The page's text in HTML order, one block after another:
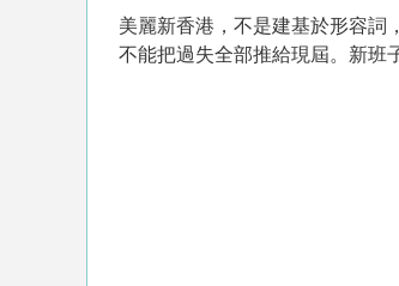
美麗新香港，不是建基於形容詞
不能把過失全部推給現屆。新班